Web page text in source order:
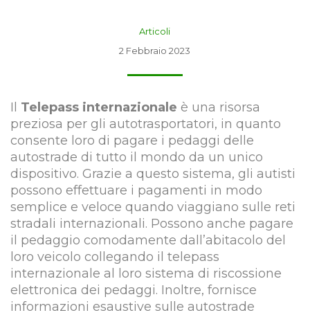
Articoli
2 Febbraio 2023
Il Telepass internazionale è una risorsa
preziosa per gli autotrasportatori, in quanto
consente loro di pagare i pedaggi delle
autostrade di tutto il mondo da un unico
dispositivo. Grazie a questo sistema, gli autisti
possono effettuare i pagamenti in modo
semplice e veloce quando viaggiano sulle reti
stradali internazionali. Possono anche pagare
il pedaggio comodamente dall’abitacolo del
loro veicolo collegando il telepass
internazionale al loro sistema di riscossione
elettronica dei pedaggi. Inoltre, fornisce
informazioni esaustive sulle autostrade